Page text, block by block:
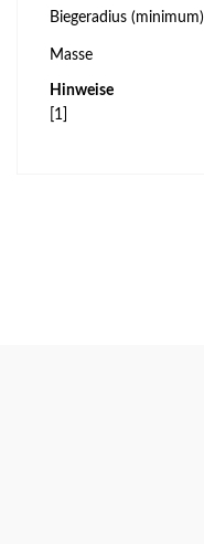
Biegeradius (minimum)
Masse
Hinweise
[1]